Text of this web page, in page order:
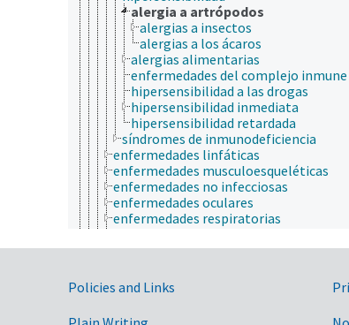
alergia a artrópodos
alergias a insectos
alergias a los ácaros
alergias alimentarias
enfermedades del complejo inmune
hipersensibilidad a las drogas
hipersensibilidad inmediata
hipersensibilidad retardada
síndromes de inmunodeficiencia
enfermedades linfáticas
enfermedades musculoesqueléticas
enfermedades no infecciosas
enfermedades oculares
enfermedades respiratorias
trastornos reproductivos
pacientes
riesgos para la salud
Government Links
Policies and Links